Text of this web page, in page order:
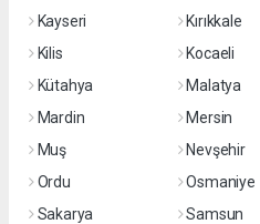
Kayseri
Kırıkkale
Kilis
Kocaeli
Kütahya
Malatya
Mardin
Mersin
Muş
Nevşehir
Ordu
Osmaniye
Sakarya
Samsun